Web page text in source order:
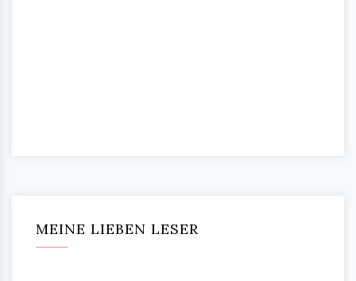
MEINE LIEBEN LESER